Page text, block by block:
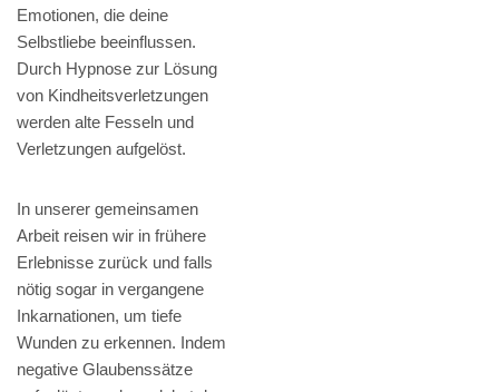
Emotionen, die deine
Selbstliebe beeinflussen.
Durch Hypnose zur Lösung
von Kindheitsverletzungen
werden alte Fesseln und
Verletzungen aufgelöst.
In unserer gemeinsamen
Arbeit reisen wir in frühere
Erlebnisse zurück und falls
nötig sogar in vergangene
Inkarnationen, um tiefe
Wunden zu erkennen. Indem
negative Glaubenssätze